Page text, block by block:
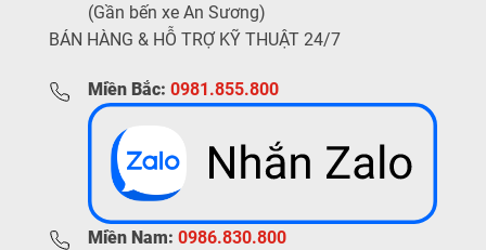
(Gần bến xe An Sương)
BÁN HÀNG & HỖ TRỢ KỸ THUẬT 24/7
Miền Bắc: 0981.855.800
Miền Nam: 0986.830.800